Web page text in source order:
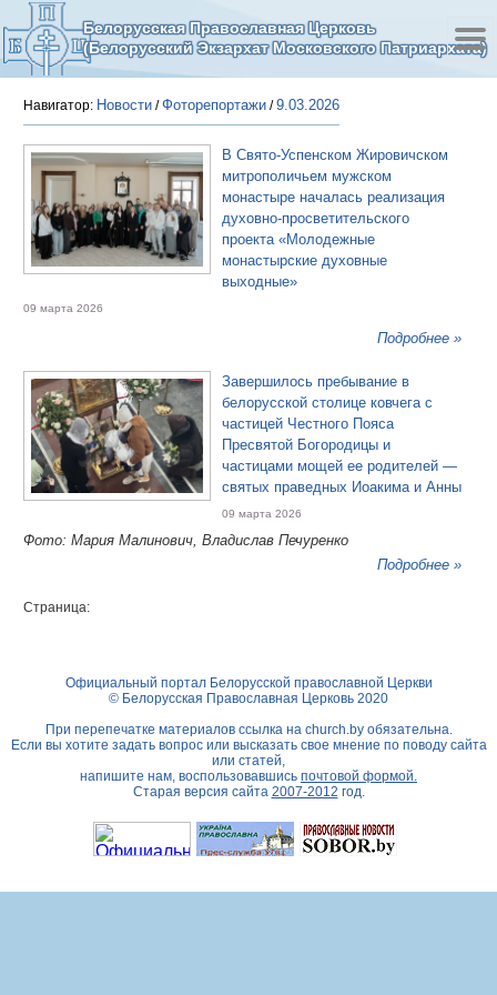
Белорусская Православная Церковь
(Белорусский Экзархат Московского Патриархата)
Навигатор: Новости /Фоторепортажи /9.03.2026
В Свято-Успенском Жировичском
митрополичьем мужском
монастыре началась реализация
духовно-просветительского
проекта «Молодежные
монастырские духовные
выходные»
09 марта 2026
Подробнее »
Завершилось пребывание в
белорусской столице ковчега с
частицей Честного Пояса
Пресвятой Богородицы и
частицами мощей ее родителей —
святых праведных Иоакима и Анны
09 марта 2026
Фото: Мария Малинович, Владислав Печуренко
Подробнее »
Страница:
Официальный портал Белорусской православной Церкви
© Белорусская Православная Церковь 2020
При перепечатке материалов ссылка на church.byобязательна.
Если вы хотите задать вопрос или высказать свое мнение по поводу сайта
или статей,
напишите нам, воспользовавшись почтовой формой.
Старая версия сайта 2007-2012 год.